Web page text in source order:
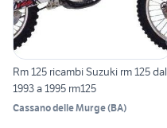
Rm 125 ricambi Suzuki rm 125 dal
1993 a 1995 rm125
Cassano delle Murge(BA)